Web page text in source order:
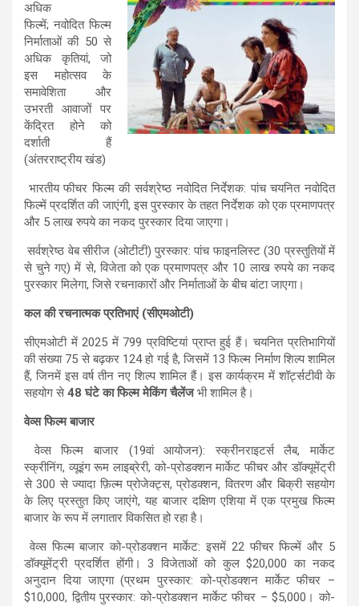
अधिक
फिल्में; नवोदित फिल्म
निर्माताओं की 50 से
अधिक कृतियां, जो
इस महोत्सव के
समावेशिता और
उभरती आवाजों पर
केंद्रित होने को
दर्शाती हैं
(अंतरराष्ट्रीय खंड)
भारतीय फीचर फिल्म की सर्वश्रेष्ठ नवोदित निर्देशक: पांच चयनित नवोदित
फिल्में प्रदर्शित की जाएंगी, इस पुरस्कार के तहत निर्देशक को एक प्रमाणपत्र
और 5 लाख रुपये का नकद पुरस्कार दिया जाएगा।
सर्वश्रेष्ठ वेब सीरीज (ओटीटी) पुरस्कार: पांच फाइनलिस्ट (30 प्रस्तुतियों में
से चुने गए) में से, विजेता को एक प्रमाणपत्र और 10 लाख रुपये का नकद
पुरस्कार मिलेगा, जिसे रचनाकारों और निर्माताओं के बीच बांटा जाएगा।
कल की रचनात्मक प्रतिभाएं (सीएमओटी)
सीएमओटी में 2025 में 799 प्रविष्टियां प्राप्त हुई हैं। चयनित प्रतिभागियों
की संख्या 75 से बढ़कर 124 हो गई है, जिसमें 13 फिल्म निर्माण शिल्प शामिल
हैं, जिनमें इस वर्ष तीन नए शिल्प शामिल हैं। इस कार्यक्रम में शॉर्ट्सटीवी के
सहयोग से48 घंटे का फिल्म मेकिंग चैलेंजभी शामिल है।
वेव्स फिल्म बाजार
वेव्स फिल्म बाजार (19वां आयोजन): स्क्रीनराइटर्स लैब, मार्केट
स्क्रीनिंग, व्यूइंग रूम लाइब्रेरी, को-प्रोडक्शन मार्केट फीचर और डॉक्यूमेंट्री
से 300 से ज्यादा फ़िल्म प्रोजेक्ट्स, प्रोडक्शन, वितरण और बिक्री सहयोग
के लिए प्रस्तुत किए जाएंगे, यह बाजार दक्षिण एशिया में एक प्रमुख फिल्म
बाजार के रूप में लगातार विकसित हो रहा है।
वेव्स फिल्म बाजार को-प्रोडक्शन मार्केट: इसमें 22 फीचर फिल्में और 5
डॉक्यूमेंट्री प्रदर्शित होंगी। 3 विजेताओं को कुल $20,000 का नकद
अनुदान दिया जाएगा (प्रथम पुरस्कार: को-प्रोडक्शन मार्केट फीचर –
$10,000, द्वितीय पुरस्कार: को-प्रोडक्शन मार्केट फीचर – $5,000। को-